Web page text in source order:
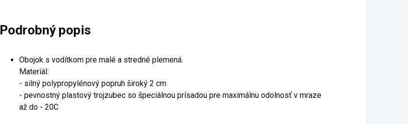
Podrobný popis
Obojok s vodítkom pre malé a stredné plemená.
Materiál:
- silný polypropylénový popruh široký 2 cm
- pevnostný plastový trojzubec so špeciálnou prísadou pre maximálnu odolnosť v mraze
až do - 20C